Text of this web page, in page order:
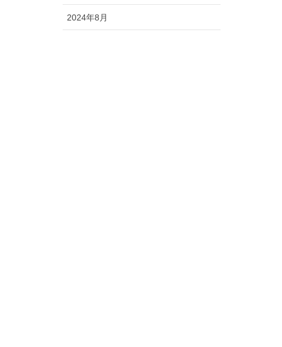
2024年8月